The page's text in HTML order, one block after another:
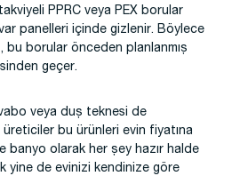
PPRC veya PEX borular
panelleri içinde gizlenir. Böylece
bu borular önceden planlanmış
geçer.
veya duş teknesi de
üreticiler bu ürünleri evin fiyatına
banyo olarak her şey hazır halde
yine de evinizi kendinize göre